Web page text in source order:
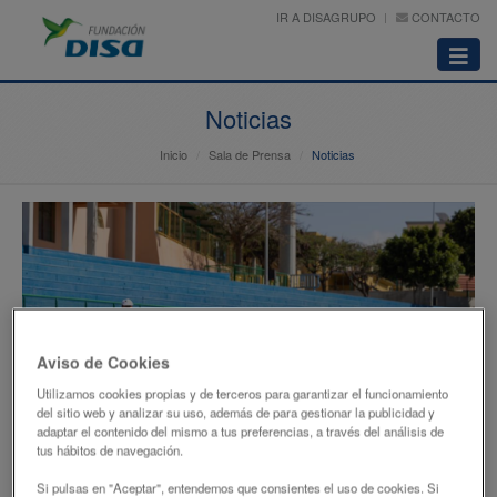
IR A DISAGRUPO
CONTACTO
Abrir
menú
Noticias
Inicio Sala de Prensa Noticias
Aviso de Cookies
Utilizamos cookies propias y de terceros para garantizar el funcionamiento
del sitio web y analizar su uso, además de para gestionar la publicidad y
adaptar el contenido del mismo a tus preferencias, a través del análisis de
tus hábitos de navegación.
Si pulsas en "Aceptar", entendemos que consientes el uso de cookies. Si